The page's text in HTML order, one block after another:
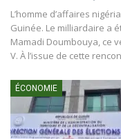
L’homme d’affaires
Guinée. Le milliardaire a
Mamadi Doumbouya, ce
V. À l’issue de cette
ÉCONOMIE